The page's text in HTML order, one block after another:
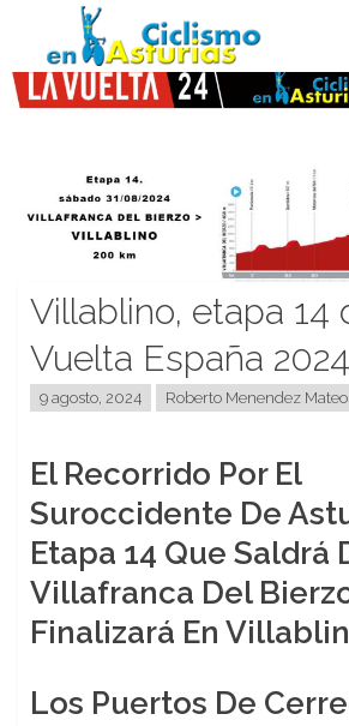
CICLISMO EN ASTURIAS
Villablino, etapa 14
Vuelta España 2024
9 agosto, 2024 Roberto Menendez
El Recorrido Por El
Suroccidente De
Etapa 14 Que Saldrá
Villafranca Del
Finalizará En
Los Puertos De